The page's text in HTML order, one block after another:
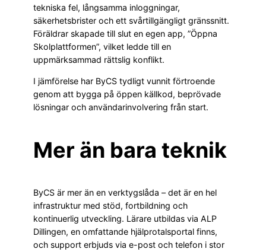
tekniska fel, långsamma inloggningar,
säkerhetsbrister och ett svårtillgängligt gränssnitt.
Föräldrar skapade till slut en egen app, ”Öppna
Skolplattformen”, vilket ledde till en
uppmärksammad rättslig konflikt.
I jämförelse har ByCS tydligt vunnit förtroende
genom att bygga på öppen källkod, beprövade
lösningar och användarinvolvering från start.
Mer än bara teknik
ByCS är mer än en verktygslåda – det är en hel
infrastruktur med stöd, fortbildning och
kontinuerlig utveckling. Lärare utbildas via ALP
Dillingen, en omfattande hjälprotalsportal finns,
och support erbjuds via e-post och telefon i stor